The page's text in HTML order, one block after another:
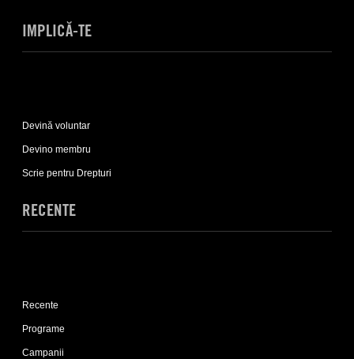
IMPLICĂ-TE
Implică-
te
sub-
list
Devină voluntar
Devino membru
Scrie pentru Drepturi
RECENTE
Recente
sub-
list
Recente
Programe
Campanii